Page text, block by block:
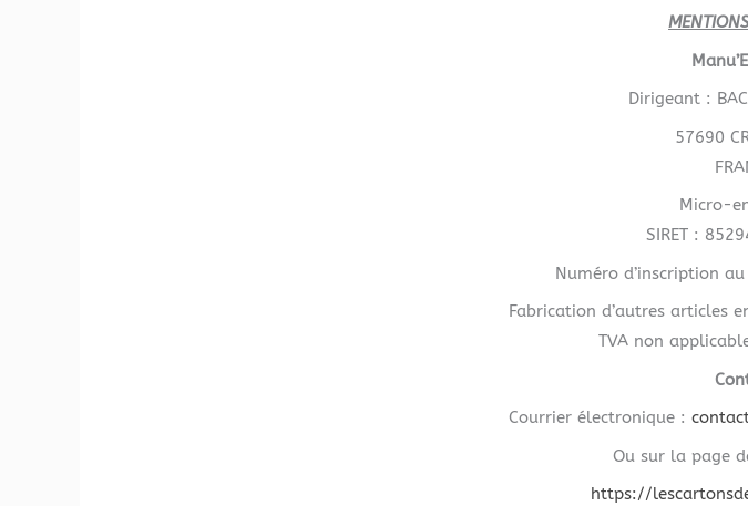
Dirigeant :
57690
Micro-
SIRET :
Numéro d’inscription
Fabrication d’autres articles
TVA non
Courrier électronique :
Ou sur la page
https://